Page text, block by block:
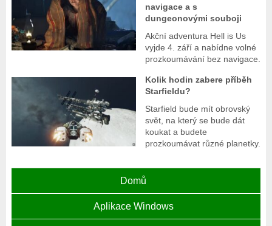
navigace a s
dungeonovými souboji
Akční adventura Hell is Us
vyjde 4. září a nabídne volné
prozkoumávání bez navigace.
Kolik hodin zabere příběh
Starfieldu?
Starfield bude mít obrovský
svět, na který se bude dát
koukat a budete
prozkoumávat různé planetky.
Domů
Aplikace Windows